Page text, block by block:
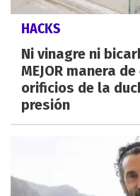
HACKS
Ni vinagre ni
MEJOR manera
orificios de la
presión